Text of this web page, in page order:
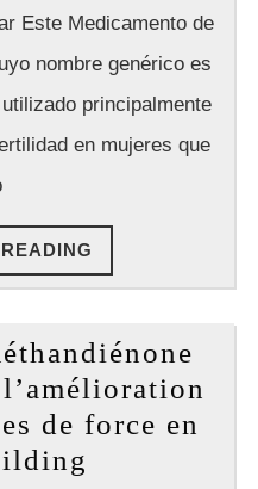
Este
de
Forma
Efectiva
Group
Este Medicamento de
nombre genérico es
principalmente
en mujeres que
READING
de force en